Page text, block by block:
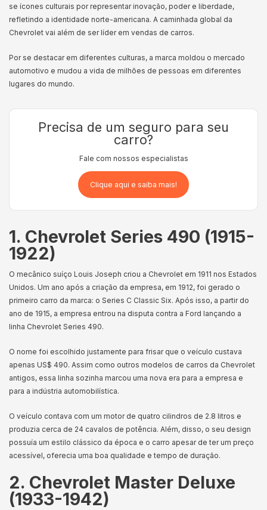
se ícones culturais por representar inovação, poder e liberdade,
refletindo a identidade norte-americana. A caminhada global da
Chevrolet vai além de ser líder em vendas de carros.
Por se destacar em diferentes culturas, a marca moldou o mercado
automotivo e mudou a vida de milhões de pessoas em diferentes
lugares do mundo.
Precisa de um seguro para seu
carro?
Fale com nossos especialistas
Clique aqui e saiba mais!
1. Chevrolet Series 490 (1915-
1922)
O mecânico suíço Louis Joseph criou a Chevrolet em 1911 nos Estados
Unidos. Um ano após a criação da empresa, em 1912, foi gerado o
primeiro carro da marca: o Series C Classic Six. Após isso, a partir do
ano de 1915, a empresa entrou na disputa contra a Ford lançando a
linha Chevrolet Series 490.
O nome foi escolhido justamente para frisar que o veículo custava
apenas US$ 490. Assim como outros modelos de carros da Chevrolet
antigos, essa linha sozinha marcou uma nova era para a empresa e
para a indústria automobilística.
O veículo contava com um motor de quatro cilindros de 2.8 litros e
produzia cerca de 24 cavalos de potência. Além, disso, o seu design
possuía um estilo clássico da época e o carro apesar de ter um preço
acessível, oferecia uma boa qualidade e tempo de duração.
2. Chevrolet Master Deluxe
(1933-1942)